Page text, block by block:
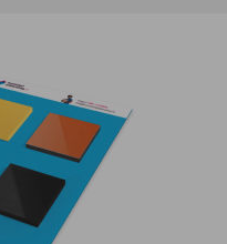
Cięcia
wodą